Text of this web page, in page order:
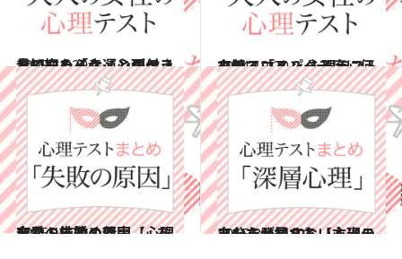
2015.11.29
見知らぬイケメンがベッドにいたら？ 心理テストで知る「幸運との付き合い方」
占い 2014.12.20
クリスマスパーティに何を着ていく？ 心理テストで知る「メンクイ度」
占い
2015.12.30
恋愛・結婚・仕事……あなたの失敗の原因【心理テストまとめ7】
占い 2015.8.21
あなたが知らない本当の自分を発見する【心理テストまとめ10】
占い